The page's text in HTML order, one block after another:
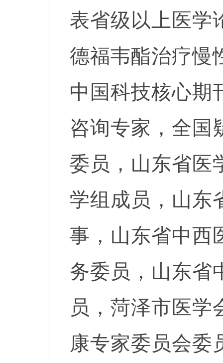
表省级以上医学
德福韦酯治疗慢
中国科技核心期
咨询专家，全国
委员， 山东省医
学组成员， 山东
事， 山东省中西
务委员，山东省
员，菏泽市医学
康专家委员会委